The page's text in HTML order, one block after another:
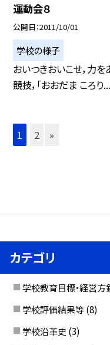
運動会８
公開日 2011/10/01
学校の様子
おいつきおいこせ，力を
競技，「おおだま ころり...
1 2 »
カテゴリ
学校教育目標・経営方
学校評価結果等 (8)
学校沿革史 (3)